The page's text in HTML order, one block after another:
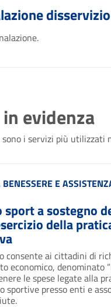
disservizio
evidenza
i servizi più utilizzati
BENESSERE E
sport a sostegno
della
consente ai cittadini di
economico, denominato
le spese legate alla
sportive presso enti e